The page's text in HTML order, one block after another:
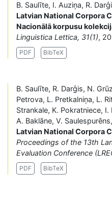
B. Saulīte, I. Auziņa, R.
Latvian National Corpora
Nacionālā korpusu
Linguistica Lettica, 31(1),
PDF BibTeX
B. Saulīte, R. Darģis, N.
Petrova, L. Pretkalniņa, L.
Strankale, K. Pokratniece,
A. Baklāne, V.
Latvian National Corpora
Proceedings of the 13th
Evaluation Conference
PDF BibTeX